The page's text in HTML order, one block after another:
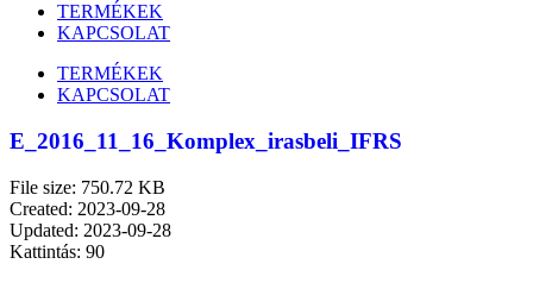
TERMÉKEK
KAPCSOLAT
TERMÉKEK
KAPCSOLAT
E_2016_11_16_Komplex_irasbeli_IFRS
File size: 750.72 KB
Created: 2023-09-28
Updated: 2023-09-28
Kattintás: 90